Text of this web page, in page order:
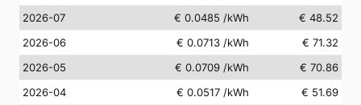
2026-07
€ 0.0485 /kWh
€ 48.52
2026-06
€ 0.0713 /kWh
€ 71.32
2026-05
€ 0.0709 /kWh
€ 70.86
2026-04
€ 0.0517 /kWh
€ 51.69